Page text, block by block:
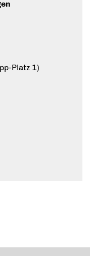
Platz 1)